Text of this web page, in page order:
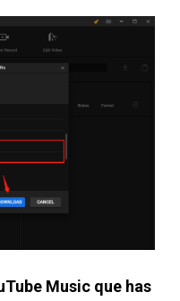
Music que has